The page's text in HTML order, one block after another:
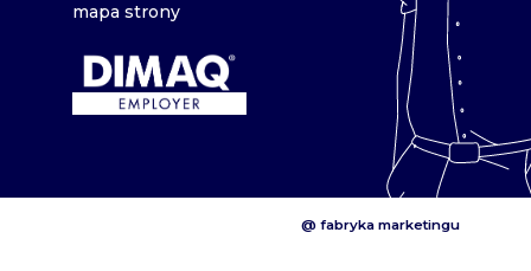
mapa strony
@ fabryka marketingu